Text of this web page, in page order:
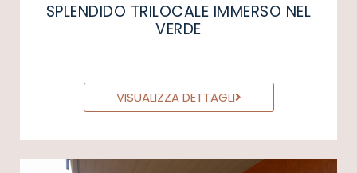
SPLENDIDO TRILOCALE IMMERSO NEL
VERDE
VISUALIZZA DETTAGLI